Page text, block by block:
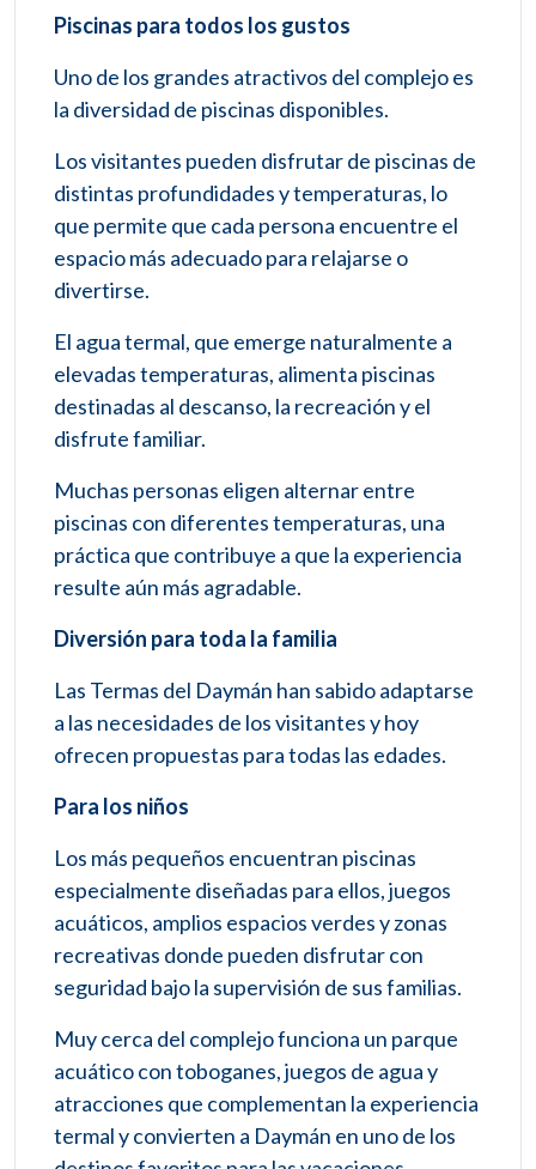
Piscinas para todos los gustos
Uno de los grandes atractivos del complejo es
la diversidad de piscinas disponibles.
Los visitantes pueden disfrutar de piscinas de
distintas profundidades y temperaturas, lo
que permite que cada persona encuentre el
espacio más adecuado para relajarse o
divertirse.
El agua termal, que emerge naturalmente a
elevadas temperaturas, alimenta piscinas
destinadas al descanso, la recreación y el
disfrute familiar.
Muchas personas eligen alternar entre
piscinas con diferentes temperaturas, una
práctica que contribuye a que la experiencia
resulte aún más agradable.
Diversión para toda la familia
Las Termas del Daymán han sabido adaptarse
a las necesidades de los visitantes y hoy
ofrecen propuestas para todas las edades.
Para los niños
Los más pequeños encuentran piscinas
especialmente diseñadas para ellos, juegos
acuáticos, amplios espacios verdes y zonas
recreativas donde pueden disfrutar con
seguridad bajo la supervisión de sus familias.
Muy cerca del complejo funciona un parque
acuático con toboganes, juegos de agua y
atracciones que complementan la experiencia
termal y convierten a Daymán en uno de los